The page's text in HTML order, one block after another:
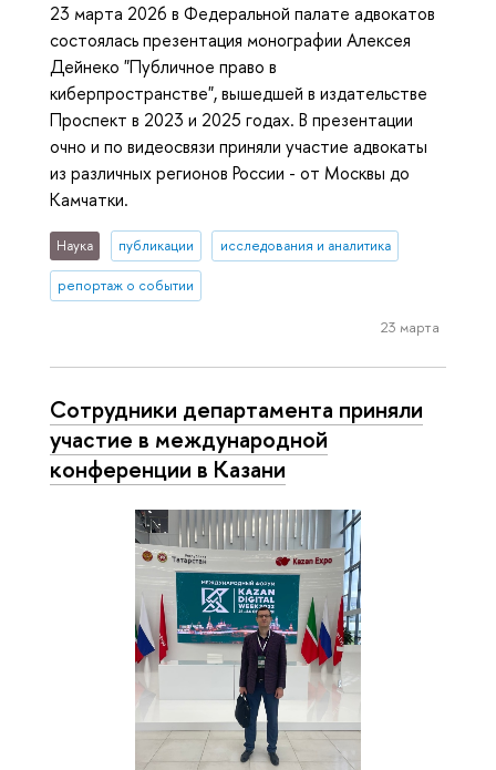
23 марта 2026 в Федеральной палате адвокатов
состоялась презентация монографии Алексея
Дейнеко "Публичное право в
киберпространстве", вышедшей в издательстве
Проспект в 2023 и 2025 годах. В презентации
очно и по видеосвязи приняли участие адвокаты
из различных регионов России - от Москвы до
Камчатки.
Наука публикации исследования и аналитика
репортаж о событии
23 марта
Сотрудники департамента приняли
участие в международной
конференции в Казани